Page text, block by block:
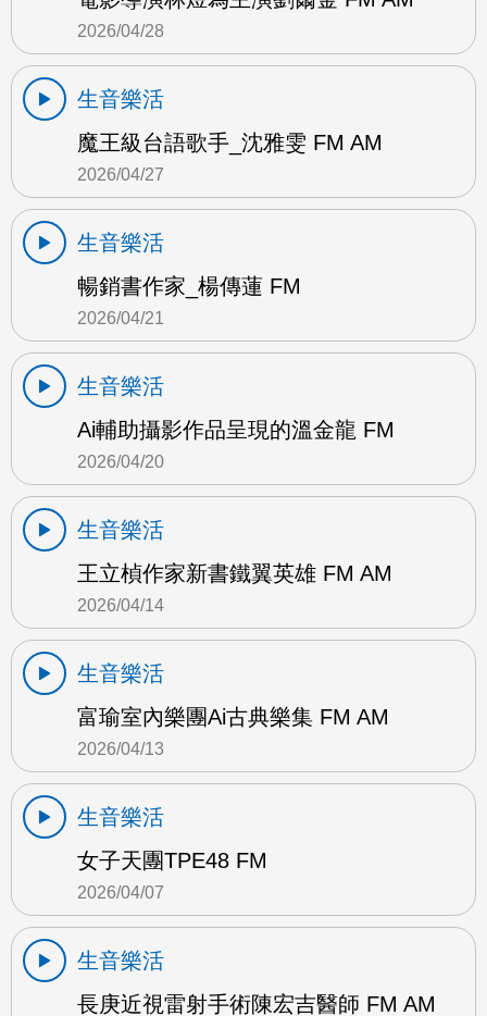
2026/04/28
生音樂活
魔王級台語歌手_沈雅雯 FM AM
2026/04/27
生音樂活
暢銷書作家_楊傳蓮 FM
2026/04/21
生音樂活
Ai輔助攝影作品呈現的溫金龍 FM
2026/04/20
生音樂活
王立楨作家新書鐵翼英雄 FM AM
2026/04/14
生音樂活
富瑜室內樂團Ai古典樂集 FM AM
2026/04/13
生音樂活
女子天團TPE48 FM
2026/04/07
生音樂活
長庚近視雷射手術陳宏吉醫師 FM AM